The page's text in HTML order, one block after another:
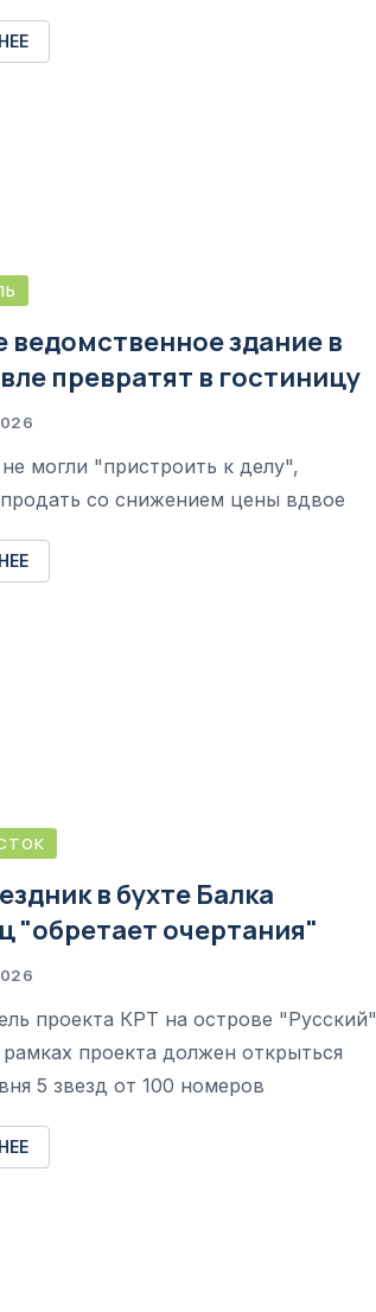
здание в
превратят в гостиницу
могли "пристроить к делу",
со снижением цены вдвое
в бухте Балка
"обретает очертания"
проекта КРТ на острове "Русский"
проекта должен открыться
5 звезд от 100 номеров